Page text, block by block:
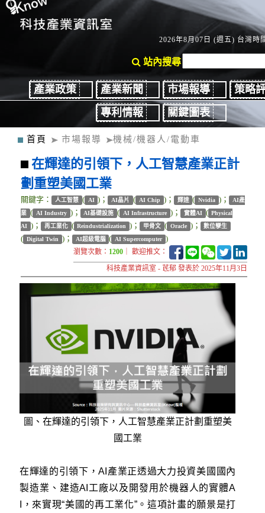
2026年8月07日 (週五) 台灣時
站內搜尋
產業政策 產業新聞 市場報導
策略
專利情報
關鍵圖表
首頁 市場報導 機械/機器人/電動車
在輝達的引領下，人工智慧產業正計
劃重塑美國工業
關鍵字： 人工智慧 ( AI )； AI晶片 ( AI Chip )； 輝達 ( Nvidia )；
AI產
業 ( AI Industry )； AI基礎設施 ( AI Infrastructure )； 實體AI ( Physical
AI )； 再工業化 ( Reindustrialization )； 甲骨文 ( Oracle )； 數位孿生
( Digital Twin )； AI超級電腦 ( AI Supercomputer )
瀏覽次數： 1200 ｜ 歡迎推文：
科技產業資訊室 - 茋郁 發表於 2025年11月3日
圖、在輝達的引領下，人工智慧產業正計劃重塑美
國工業
在輝達的引領下，AI產業正透過大力投資美國國內
製造業、建造AI工廠以及開發用於機器人的實體A
I，來實現“美國的再工業化”。這項計畫的願景是打